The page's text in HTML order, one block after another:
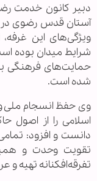
دبیر کانون خدمت
آستان قدس رضوی در
ویژگی‌های این
شرایط میدان بوده
حمایت‌های فرهنگی
شده است.
وی حفظ انسجام ملی
اسلامی را از اصول
دانست و افزود:
تقویت وحدت و
تفرقه‌افکنانه تهیه